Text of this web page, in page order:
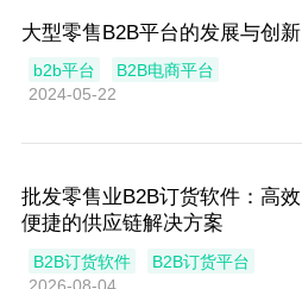
大型零售B2B平台的发展与创新
b2b平台
B2B电商平台
2024-05-22
批发零售业B2B订货软件：高效
便捷的供应链解决方案
B2B订货软件
B2B订货平台
2026-08-04